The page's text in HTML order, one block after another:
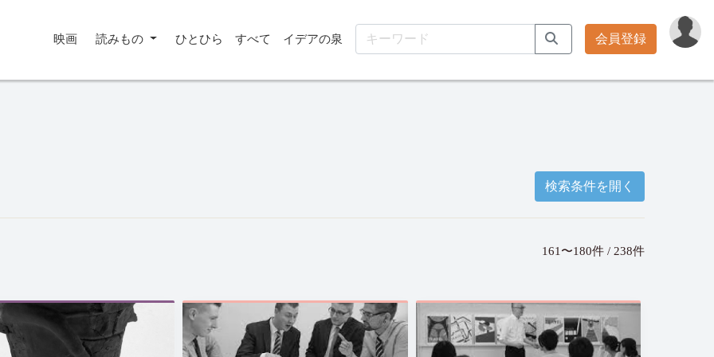
映画 読みもの ひとひら すべて イデアの泉 会員登録
検索条件を開く
161〜180件 / 238件